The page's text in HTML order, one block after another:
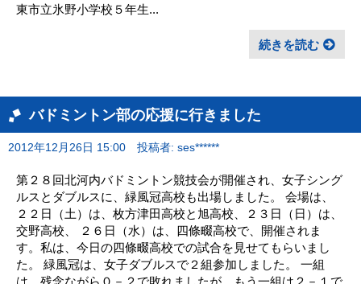
東市立氷野小学校５年生...
続きを読む
バドミントン部の応援に行きました
2012年12月26日 15:00 投稿者: ses******
第２８回北河内バドミントン競技会が開催され、女子シング
ルスとダブルスに、緑風冠高校も出場しました。 会場は、
２２日（土）は、枚方津田高校と旭高校、２３日（日）は、
交野高校、 ２６日（水）は、四條畷高校で、開催されま
す。私は、今日の四條畷高校での試合を見せてもらいまし
た。 緑風冠は、女子ダブルスで２組参加しました。 一組
は、残念ながら０－２で敗れましたが、もう一組は２－１で